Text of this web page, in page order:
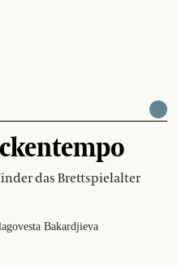
das Brettspielalter
Bakardjieva